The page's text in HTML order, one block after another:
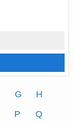
G
H
P
Q